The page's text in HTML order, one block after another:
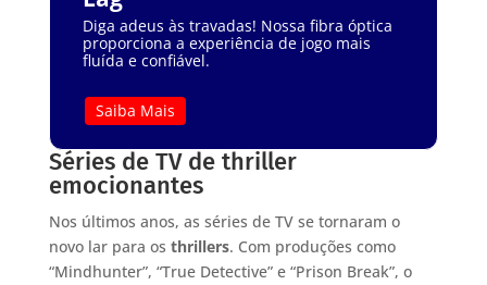
Diga adeus às travadas! Nossa fibra óptica
proporciona a experiência de jogo mais
fluída e confiável.
Saiba Mais
Séries de TV de thriller
emocionantes
Nos últimos anos, as séries de TV se tornaram o
novo lar para os thrillers. Com produções como
“Mindhunter”, “True Detective” e “Prison Break”, o